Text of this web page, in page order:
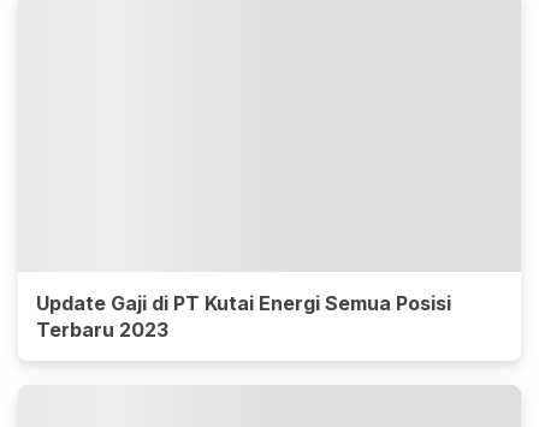
Update Gaji di PT Kutai Energi Semua Posisi
Terbaru 2023